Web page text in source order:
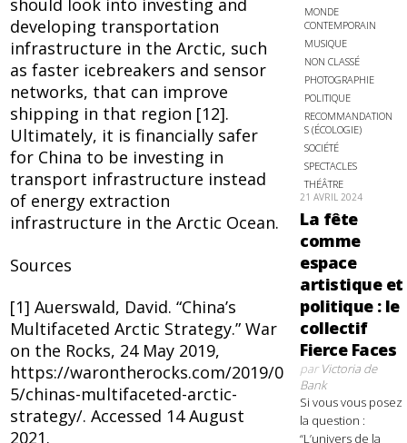
should look into investing and
developing transportation
infrastructure in the Arctic, such
as faster icebreakers and sensor
networks, that can improve
shipping in that region [12].
Ultimately, it is financially safer
for China to be investing in
transport infrastructure instead
of energy extraction
infrastructure in the Arctic Ocean.
Sources
[1] Auerswald, David. “China’s
Multifaceted Arctic Strategy.” War
on the Rocks, 24 May 2019,
https://warontherocks.com/2019/0
5/chinas-multifaceted-arctic-
strategy/. Accessed 14 August
2021.
MONDE
CONTEMPORAIN
MUSIQUE
NON CLASSÉ
PHOTOGRAPHIE
POLITIQUE
RECOMMANDATION
S (ÉCOLOGIE)
SOCIÉTÉ
SPECTACLES
THÉÂTRE
21 AVRIL 2024
La fête
comme
espace
artistique et
politique : le
collectif
Fierce Faces
parVictoria de
Bank
Si vous vous posez
la question :
“L’univers de la